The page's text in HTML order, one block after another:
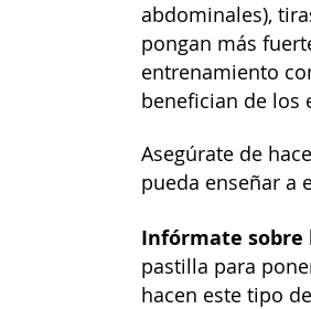
abdominales),
pongan más
entrenamiento
benefician de los
Asegúrate de
pueda enseñar a
Infórmate sobre
pastilla para
hacen este tipo